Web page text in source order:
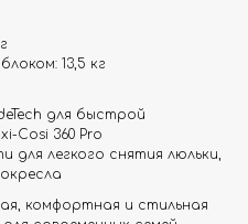
13,5 кг
для быстрой
Cosi 360 Pro
для легкого снятия люльки,
комфортная и стильная